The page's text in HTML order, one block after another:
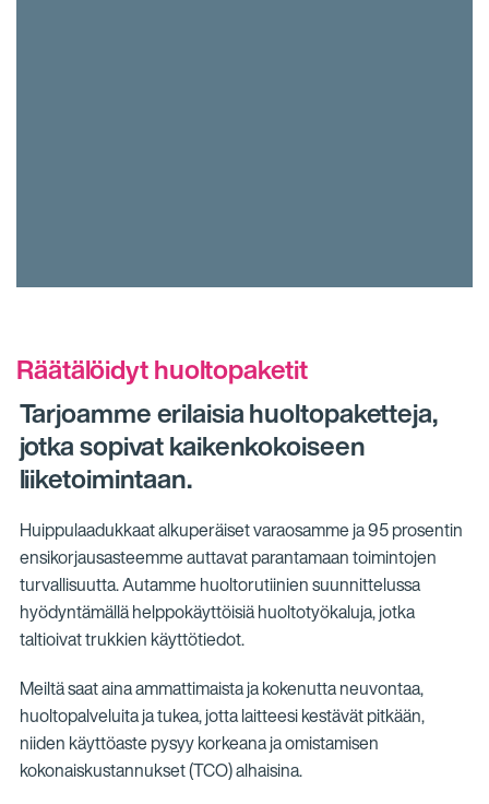
Räätälöidyt huoltopaketit
Tarjoamme erilaisia huoltopaketteja,
jotka sopivat kaikenkokoiseen
liiketoimintaan.
Huippulaadukkaat alkuperäiset varaosamme ja 95 prosentin
ensikorjausasteemme auttavat parantamaan toimintojen
turvallisuutta. Autamme huoltorutiinien suunnittelussa
hyödyntämällä helppokäyttöisiä huoltotyökaluja, jotka
taltioivat trukkien käyttötiedot.
Meiltä saat aina ammattimaista ja kokenutta neuvontaa,
huoltopalveluita ja tukea, jotta laitteesi kestävät pitkään,
niiden käyttöaste pysyy korkeana ja omistamisen
kokonaiskustannukset (TCO) alhaisina.